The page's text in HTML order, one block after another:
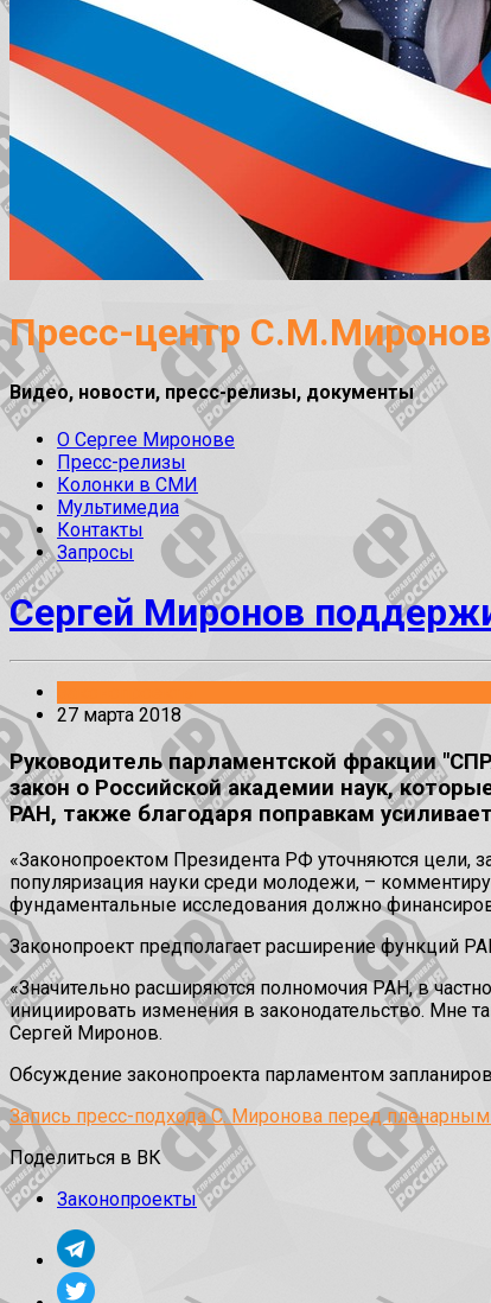
Пресс-центр
Видео, новости, пресс-релизы, документы
О Сергее Миронове
Пресс-релизы
Колонки в СМИ
Мультимедиа
Контакты
Запросы
Сергей Миронов
27 марта 2018
Руководитель парламентской фракции
закон о Российской академии наук,
РАН, также благодаря поправкам
«Законопроектом Президента РФ уточняются цели,
популяризация науки среди молодежи, –
фундаментальные исследования должно
Законопроект предполагает расширение функций
«Значительно расширяются полномочия РАН, в
инициировать изменения в законодательство. Мне
Сергей Миронов.
Обсуждение законопроекта парламентом
Запись пресс-подхода С. Миронова перед
Поделиться в ВК
Законопроекты